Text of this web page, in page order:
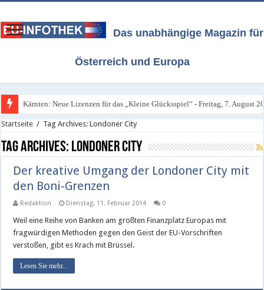
Das unabhängige Magazin für
Österreich und Europa
Kärnten: Neue Lizenzen für das „Kleine Glücksspiel“ - Freitag, 7. August
Startseite / Tag Archives: Londoner City
Tag Archives: Londoner City
Der kreative Umgang der Londoner City mit
den Boni-Grenzen
Redaktion Dienstag, 11. Februar 2014 0
Weil eine Reihe von Banken am größten Finanzplatz Europas mit
fragwürdigen Methoden gegen den Geist der EU-Vorschriften
verstoßen, gibt es Krach mit Brüssel.
Lesen Sie mehr...